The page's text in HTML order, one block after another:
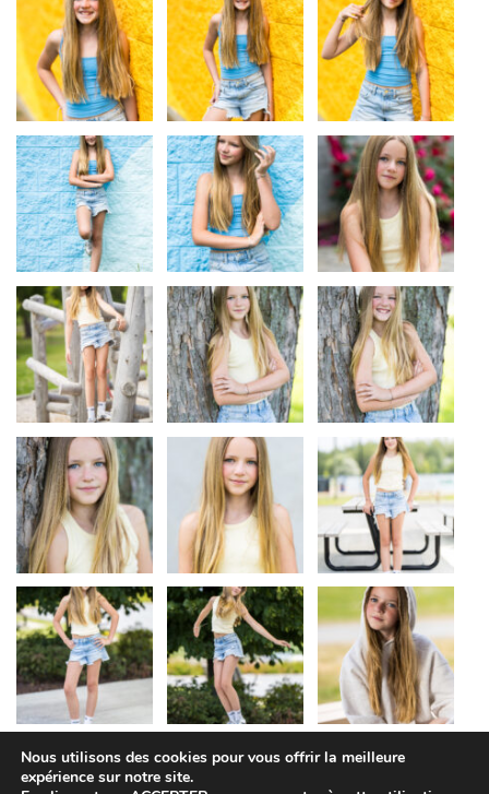
Nous utilisons des cookies pour vous offrir la meilleure
expérience sur notre site.